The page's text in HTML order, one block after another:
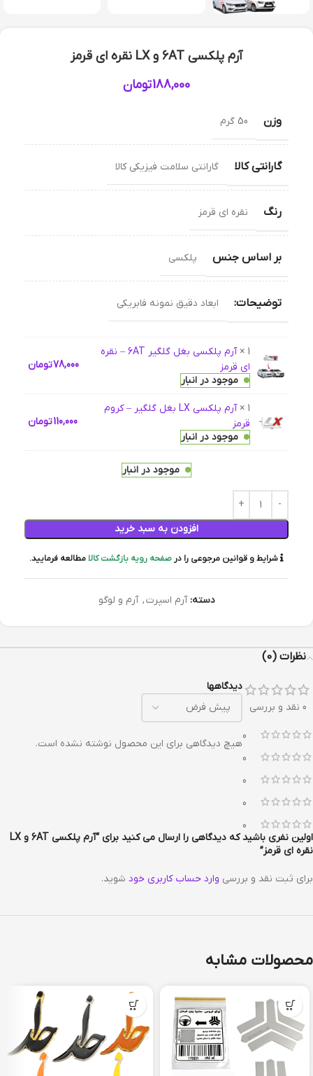
آرم پلکسی 6AT و LX نقره ای قرمز
188,000تومان
وزن 50 گرم
گارانتی کالا گارانتی سلامت فیزیکی کالا
رنگ نقره ای قرمز
بر اساس جنس پلکسی
توضیحات: ابعاد دقیق نمونه فابریکی
1 ×
آرم پلکسی بغل گلگیر 6AT – نقره
ای قرمز
موجود در انبار
78,000تومان
1 ×
آرم پلکسی LX بغل گلگیر – کروم
قرمز
موجود در انبار
110,000تومان
موجود در انبار
افزودن به سبد خرید
شرایط و قوانین مرجوعی را درصفحه رویه بازگشت کالامطالعه فرمایید.
دسته: آرم اسپرت, آرم و لوگو
نظرات (0)
0 نقد و بررسی
0
0
0
0
0
دیدگاهها
هیچ دیدگاهی برای این محصول نوشته نشده است.
اولین نفری باشید که دیدگاهی را ارسال می کنید برای “آرم پلکسی 6AT و LX
نقره ای قرمز”
برای ثبت نقد و بررسی وارد حساب کاربری خود شوید.
محصولات مشابه